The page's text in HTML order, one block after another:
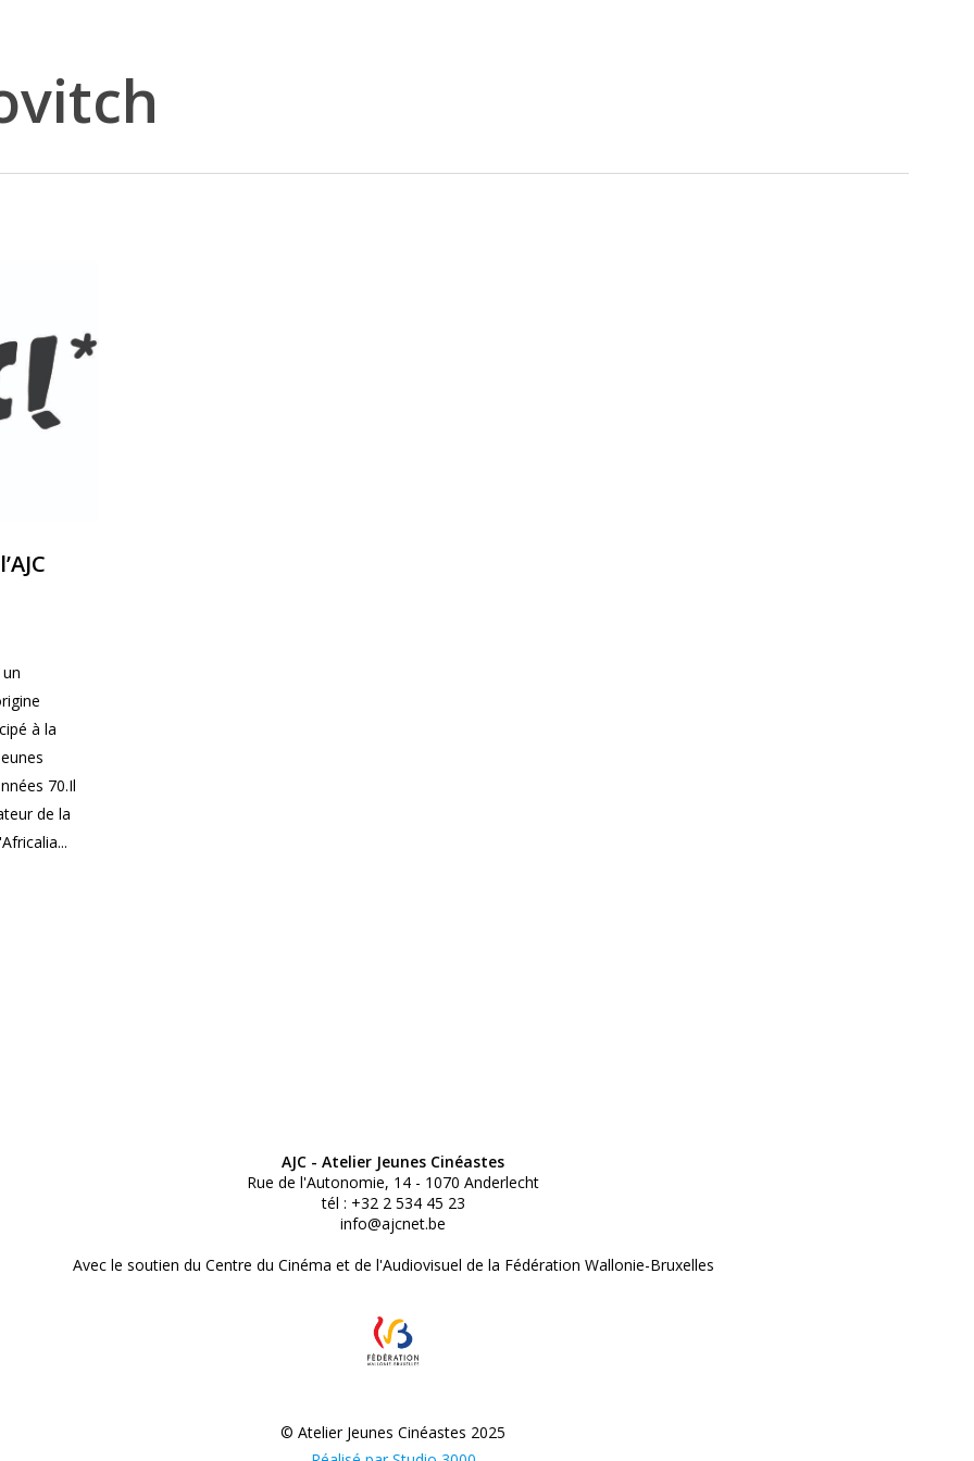
à la
70.Il
de la
AJC - Atelier Jeunes Cinéastes
Rue de l'Autonomie, 14 - 1070 Anderlecht
tél : +32 2 534 45 23
info@ajcnet.be
Avec le soutien du Centre du Cinéma et de l'Audiovisuel de la Fédération Wallonie-Bruxelles
© Atelier Jeunes Cinéastes 2025